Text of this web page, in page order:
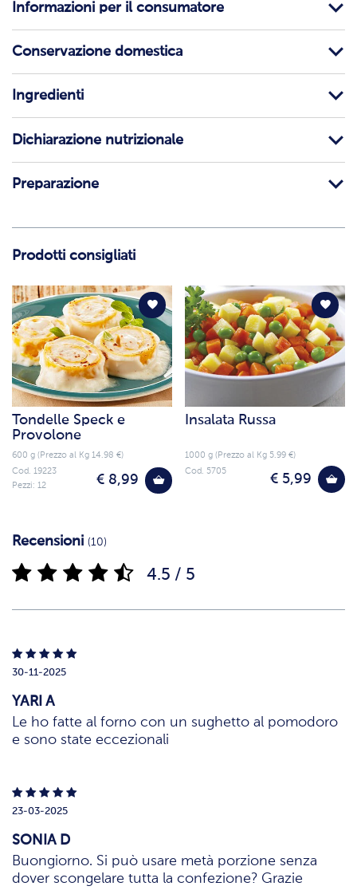
Informazioni per il consumatore
Conservazione domestica
Ingredienti
Dichiarazione nutrizionale
Preparazione
Prodotti consigliati
Tondelle Speck e
Provolone
600 g (Prezzo al Kg 14.98 €)
€ 8,99
Cod. 19223
Pezzi: 12
Insalata Russa
1000 g (Prezzo al Kg 5.99 €)
€ 5,99
Cod. 5705
Recensioni (10)
4.5 / 5
30-11-2025
YARI A
Le ho fatte al forno con un sughetto al pomodoro
e sono state eccezionali
23-03-2025
SONIA D
Buongiorno. Si può usare metà porzione senza
dover scongelare tutta la confezione? Grazie